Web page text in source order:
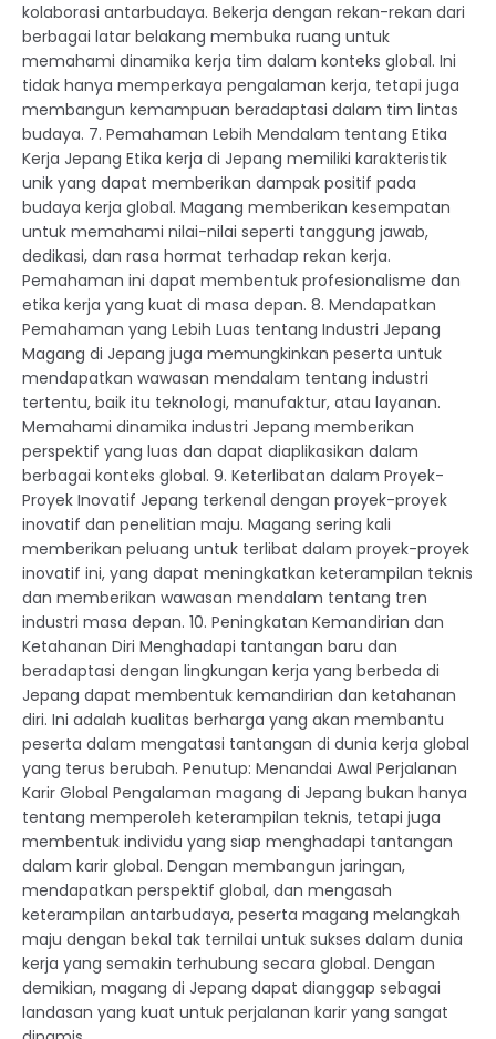
kolaborasi antarbudaya. Bekerja dengan rekan-rekan dari
berbagai latar belakang membuka ruang untuk
memahami dinamika kerja tim dalam konteks global. Ini
tidak hanya memperkaya pengalaman kerja, tetapi juga
membangun kemampuan beradaptasi dalam tim lintas
budaya. 7. Pemahaman Lebih Mendalam tentang Etika
Kerja Jepang Etika kerja di Jepang memiliki karakteristik
unik yang dapat memberikan dampak positif pada
budaya kerja global. Magang memberikan kesempatan
untuk memahami nilai-nilai seperti tanggung jawab,
dedikasi, dan rasa hormat terhadap rekan kerja.
Pemahaman ini dapat membentuk profesionalisme dan
etika kerja yang kuat di masa depan. 8. Mendapatkan
Pemahaman yang Lebih Luas tentang Industri Jepang
Magang di Jepang juga memungkinkan peserta untuk
mendapatkan wawasan mendalam tentang industri
tertentu, baik itu teknologi, manufaktur, atau layanan.
Memahami dinamika industri Jepang memberikan
perspektif yang luas dan dapat diaplikasikan dalam
berbagai konteks global. 9. Keterlibatan dalam Proyek-
Proyek Inovatif Jepang terkenal dengan proyek-proyek
inovatif dan penelitian maju. Magang sering kali
memberikan peluang untuk terlibat dalam proyek-proyek
inovatif ini, yang dapat meningkatkan keterampilan teknis
dan memberikan wawasan mendalam tentang tren
industri masa depan. 10. Peningkatan Kemandirian dan
Ketahanan Diri Menghadapi tantangan baru dan
beradaptasi dengan lingkungan kerja yang berbeda di
Jepang dapat membentuk kemandirian dan ketahanan
diri. Ini adalah kualitas berharga yang akan membantu
peserta dalam mengatasi tantangan di dunia kerja global
yang terus berubah. Penutup: Menandai Awal Perjalanan
Karir Global Pengalaman magang di Jepang bukan hanya
tentang memperoleh keterampilan teknis, tetapi juga
membentuk individu yang siap menghadapi tantangan
dalam karir global. Dengan membangun jaringan,
mendapatkan perspektif global, dan mengasah
keterampilan antarbudaya, peserta magang melangkah
maju dengan bekal tak ternilai untuk sukses dalam dunia
kerja yang semakin terhubung secara global. Dengan
demikian, magang di Jepang dapat dianggap sebagai
landasan yang kuat untuk perjalanan karir yang sangat